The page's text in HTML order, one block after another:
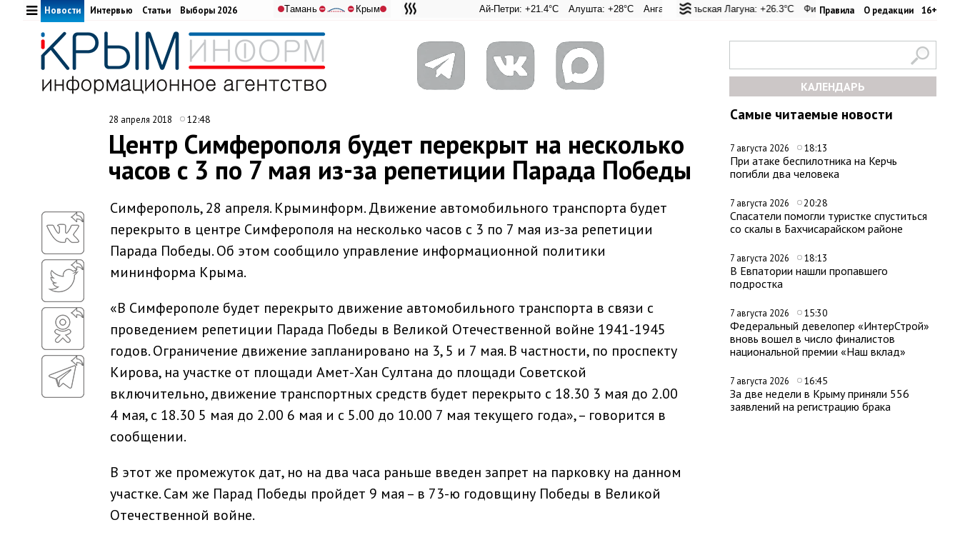
Правила О редакции 16+
Адмиральская Лагуна: +26.3°C Фиолент: +26.6°C Казачья бухта:
Ай-Петри: +21.4°C Алушта: +28°C Ангарский перевал: +24.9°C Евпатория: +33.8°C Керчь: +31°C Никитский
Тамань ⛔ ⛔ Крым
Новости Интервью Статьи Выборы 2026
КАЛЕНДАРЬ
Самые читаемые новости
7 августа 2026 18:13
При атаке беспилотника на Керчь
погибли два человека
7 августа 2026 20:28
Спасатели помогли туристке спуститься
со скалы в Бахчисарайском районе
7 августа 2026 18:13
В Евпатории нашли пропавшего
подростка
7 августа 2026 15:30
Федеральный девелопер «ИнтерСтрой»
вновь вошел в число финалистов
национальной премии «Наш вклад»
7 августа 2026 16:45
За две недели в Крыму приняли 556
заявлений на регистрацию брака
28 апреля 2018 12:48
Центр Симферополя будет перекрыт на несколько
часов с 3 по 7 мая из-за репетиции Парада Победы
Симферополь, 28 апреля. Крыминформ. Движение автомобильного транспорта будет
перекрыто в центре Симферополя на несколько часов с 3 по 7 мая из-за репетиции
Парада Победы. Об этом сообщило управление информационной политики
мининформа Крыма.
«В Симферополе будет перекрыто движение автомобильного транспорта в связи с
проведением репетиции Парада Победы в Великой Отечественной войне 1941-1945
годов. Ограничение движение запланировано на 3, 5 и 7 мая. В частности, по проспекту
Кирова, на участке от площади Амет-Хан Султана до площади Советской
включительно, движение транспортных средств будет перекрыто с 18.30 3 мая до 2.00
4 мая, с 18.30 5 мая до 2.00 6 мая и с 5.00 до 10.00 7 мая текущего года», – говорится в
сообщении.
В этот же промежуток дат, но на два часа раньше введен запрет на парковку на данном
участке. Сам же Парад Победы пройдет 9 мая – в 73-ю годовщину Победы в Великой
Отечественной войне.